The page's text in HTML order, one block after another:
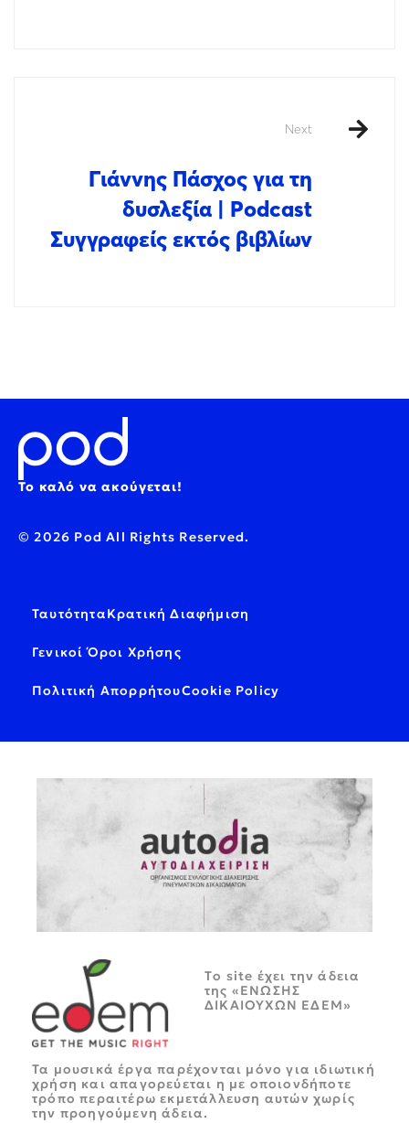
Next
Γιάννης Πάσχος για τη
δυσλεξία | Podcast
Συγγραφείς εκτός βιβλίων
Το καλό να ακούγεται!
© 2026 Pod All Rights Reserved.
ΤαυτότηταΚρατική Διαφήμιση
Γενικοί Όροι Χρήσης
Πολιτική ΑπορρήτουCookie Policy
Tο site έχει την άδεια
της «ΕΝΩΣΗΣ
ΔΙΚΑΙΟΥΧΩΝ ΕΔΕΜ»
Τα μουσικά έργα παρέχονται μόνο για ιδιωτική
χρήση και απαγορεύεται η με οποιονδήποτε
τρόπο περαιτέρω εκμετάλλευση αυτών χωρίς
την προηγούμενη άδεια.